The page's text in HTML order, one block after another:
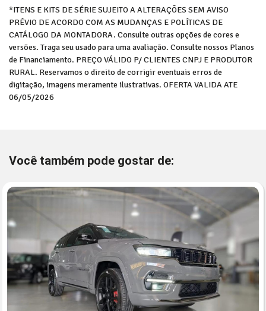
*ITENS E KITS DE SÉRIE SUJEITO A ALTERAÇÕES SEM AVISO
PRÉVIO DE ACORDO COM AS MUDANÇAS E POLÍTICAS DE
CATÁLOGO DA MONTADORA. Consulte outras opções de cores e
versões. Traga seu usado para uma avaliação. Consulte nossos Planos
de Financiamento. PREÇO VÁLIDO P/ CLIENTES CNPJ E PRODUTOR
RURAL. Reservamos o direito de corrigir eventuais erros de
digitação, imagens meramente ilustrativas. OFERTA VALIDA ATE
06/05/2026
Você também pode gostar de: